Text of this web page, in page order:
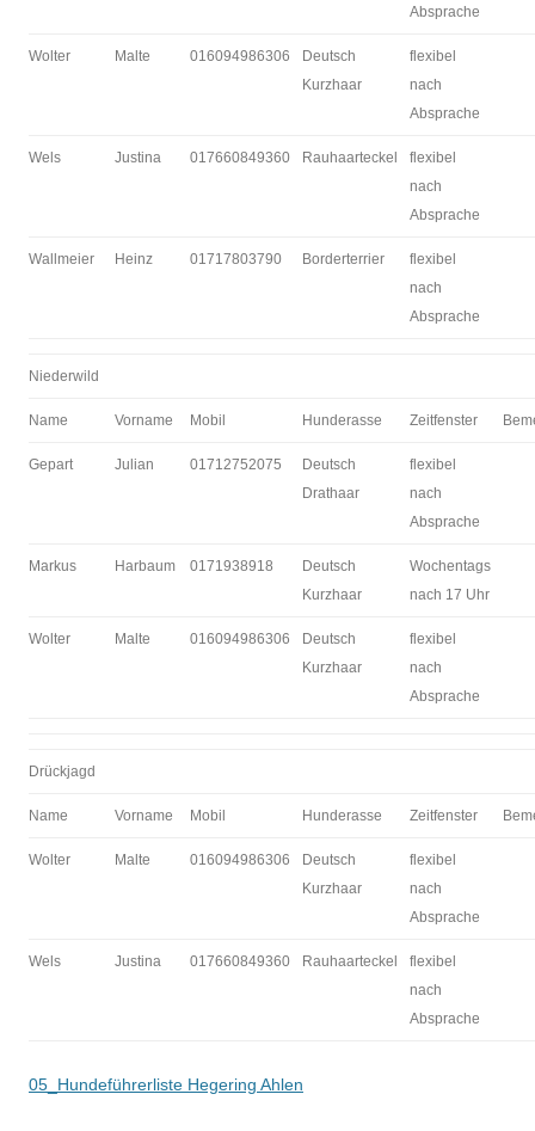
Absprache
Wolter Malte 016094986306
Deutsch
Kurzhaar
flexibel
nach
Absprache
Wels Justina 017660849360 Rauhaarteckel
flexibel
nach
Absprache
Wallmeier Heinz 01717803790 Borderterrier
flexibel
nach
Absprache
Niederwild
Name Vorname Mobil Hunderasse Zeitfenster
Gepart Julian 01712752075
Deutsch
Drathaar
flexibel
nach
Absprache
Markus Harbaum 0171938918
Deutsch
Kurzhaar
Wochentags
nach 17 Uhr
Wolter Malte 016094986306
Deutsch
Kurzhaar
flexibel
nach
Absprache
Drückjagd
Name Vorname Mobil Hunderasse Zeitfenster
Wolter Malte 016094986306
Deutsch
Kurzhaar
flexibel
nach
Absprache
Wels Justina 017660849360 Rauhaarteckel
flexibel
nach
Absprache
05_Hundeführerliste Hegering Ahlen